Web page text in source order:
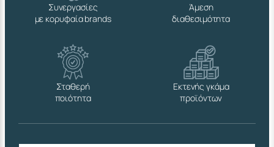
Συνεργασίες
με κορυφαία brands
Άμεση
διαθεσιμότητα
Σταθερή
ποιότητα
Εκτενής γκάμα
προϊόντων